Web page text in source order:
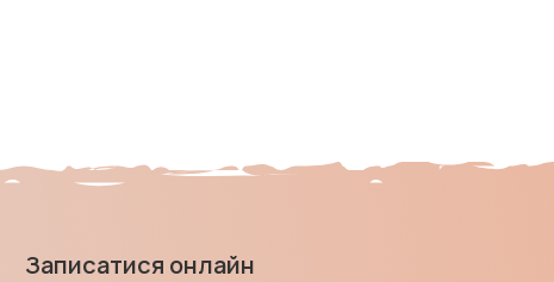
Записатися онлайн